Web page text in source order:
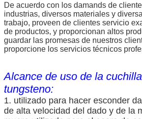
De acuerdo con los damands de
industrias, diversos materiales y
trabajo, proveen de clientes servicio
de productos, y proporcionan altos
guardar las promesas de nuestros
proporcione los servicios técnicos
Alcance de uso de la
tungsteno:
1. utilizado para hacer esconder
de alta velocidad del dado y de la